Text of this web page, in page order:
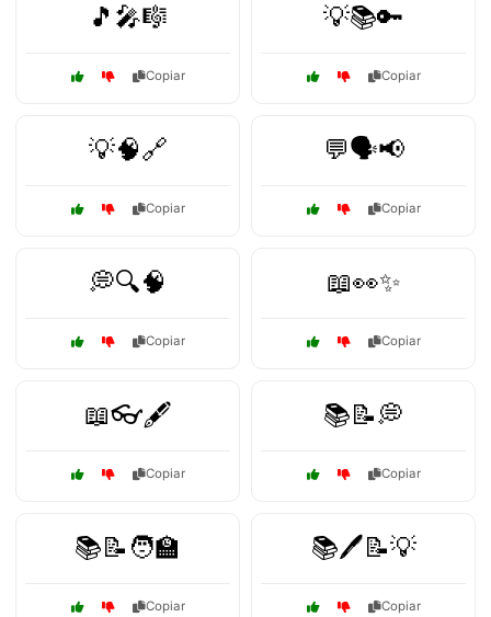
🎵🎤🎼
Copiar
💡📚🔑
Copiar
💡🧠🔗
Copiar
💬🗣️📢
Copiar
💭🔍🧠
Copiar
📖👀✨
Copiar
📖👓🖋️
Copiar
📚📝💭
Copiar
📚📝🧑‍🏫
Copiar
📚🖊️📝💡
Copiar